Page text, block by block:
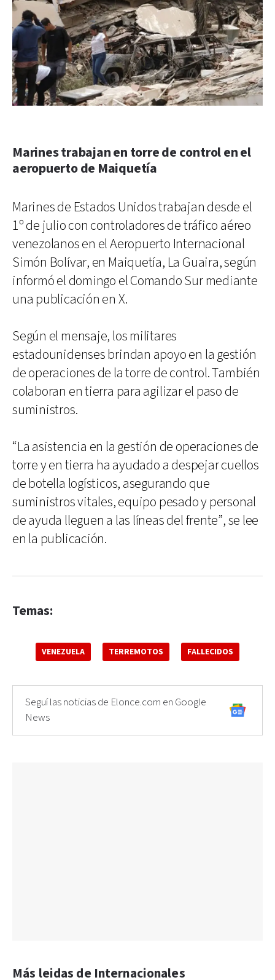
Marines trabajan en torre de control en el
aeropuerto de Maiquetía
Marines de Estados Unidos trabajan desde el
1º de julio con controladores de tráfico aéreo
venezolanos en el Aeropuerto Internacional
Simón Bolívar, en Maiquetía, La Guaira, según
informó el domingo el Comando Sur mediante
una publicación en X.
Según el mensaje, los militares
estadounidenses brindan apoyo en la gestión
de operaciones de la torre de control. También
colaboran en tierra para agilizar el paso de
suministros.
“La asistencia en la gestión de operaciones de
torre y en tierra ha ayudado a despejar cuellos
de botella logísticos, asegurando que
suministros vitales, equipo pesado y personal
de ayuda lleguen a las líneas del frente”, se lee
en la publicación.
Temas:
VENEZUELA TERREMOTOS FALLECIDOS
Seguí las noticias de Elonce.com en Google
News
Más leidas de Internacionales